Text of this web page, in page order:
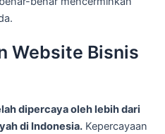
Website Bisnis
dipercaya oleh lebih dari
di Indonesia. Kepercayaan